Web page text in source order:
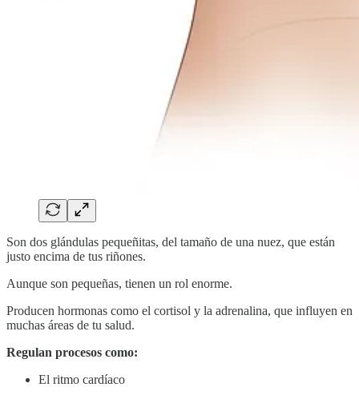
Son dos glándulas pequeñitas, del tamaño de una nuez, que están
justo encima de tus riñones.
Aunque son pequeñas, tienen un rol enorme.
Producen hormonas como el cortisol y la adrenalina, que influyen en
muchas áreas de tu salud.
Regulan procesos como:
El ritmo cardíaco